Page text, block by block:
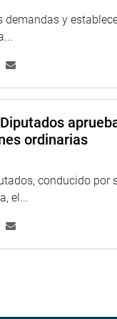
demandas y
ordinarias
conducido por
el...